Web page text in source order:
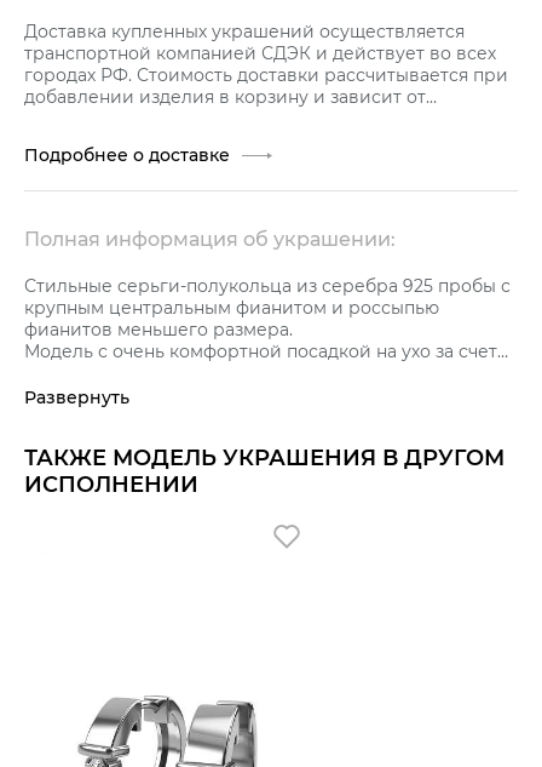
Доставка купленных украшений осуществляется
транспортной компанией СДЭК и действует во всех
городах РФ. Стоимость доставки рассчитывается при
добавлении изделия в корзину и зависит от
Подробнее о доставке
Полная информация об украшении:
Стильные серьги-полукольца из серебра 925 пробы с
крупным центральным фианитом и россыпью
фианитов меньшего размера.
Модель с очень комфортной посадкой на ухо за счет
Тип замка - английский - самый надежный и удобный.
повреждениям, препятствует потемнению серебра и
придает яркий искрящийся блеск украшению.
Развернуть
ТАКЖЕ МОДЕЛЬ УКРАШЕНИЯ В ДРУГОМ
ИСПОЛНЕНИИ